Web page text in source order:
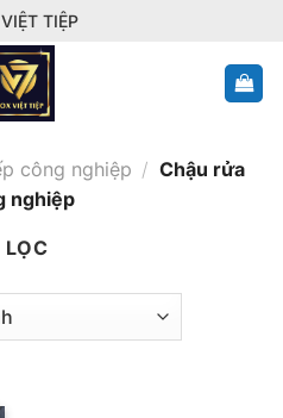
TIỆP
công nghiệp / Chậu rửa
nghiệp
LỌC